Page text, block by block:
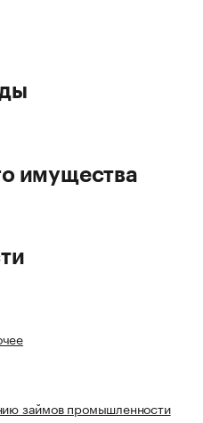
имущества
займов промышленности